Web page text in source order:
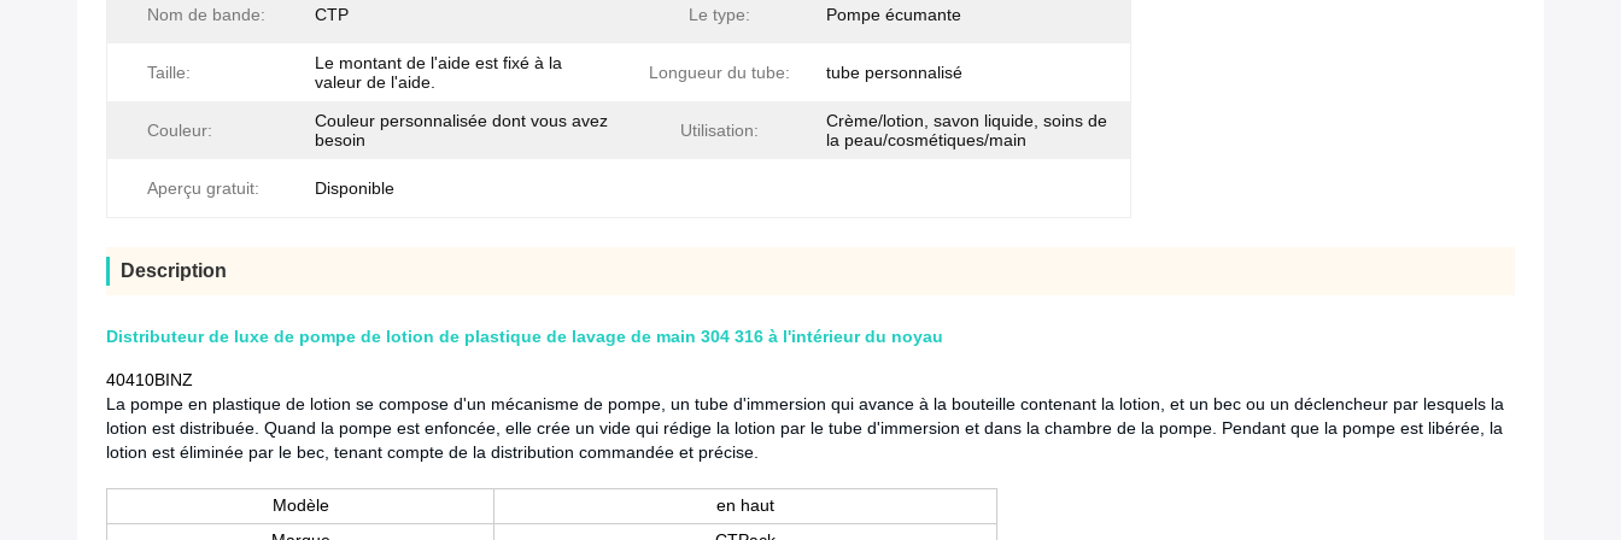
Nom de bande: CTP Le type: Pompe écumante
Taille:
Le montant de l'aide est fixé à la
valeur de l'aide.
Longueur du tube: tube personnalisé
Couleur:
Couleur personnalisée dont vous avez
besoin
Utilisation:
Crème/lotion, savon liquide, soins de
la peau/cosmétiques/main
Aperçu gratuit: Disponible
Description
Distributeur de luxe de pompe de lotion de plastique de lavage de main 304 316 à l'intérieur du noyau
40410BINZ
La pompe en plastique de lotion se compose d'un mécanisme de pompe, un tube d'immersion qui avance à la bouteille contenant la lotion, et un bec ou un déclencheur par lesquels la
lotion est distribuée. Quand la pompe est enfoncée, elle crée un vide qui rédige la lotion par le tube d'immersion et dans la chambre de la pompe. Pendant que la pompe est libérée, la
lotion est éliminée par le bec, tenant compte de la distribution commandée et précise.
Modèle
en haut